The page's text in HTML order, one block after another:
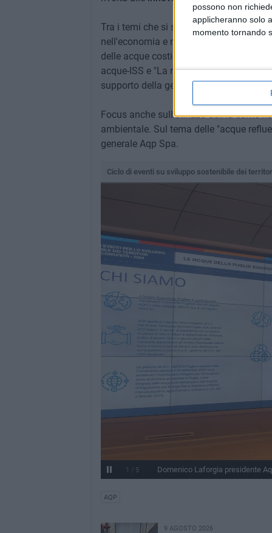
possono non
applicheranno solo
momento tornando
Tra i temi che si sono alternati ci sono
nell'economia e nella ricerca
delle acque costiere e aspetti sanitari"
acque-ISS e "La ricerca CNR
supporto della gestione delle acque di
Focus anche sull'utilizzo dell'Ia come
ambientale. Sul tema delle "acque
generale Aqp Spa.
Ciclo di eventi su sviluppo sostenibile dei
1 / 5 Domenico Laforgia presidente
AQP
9 AGOSTO 2026